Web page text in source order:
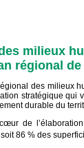
milieux
régional
des milieux
stratégique qui
durable du
de
86 % des